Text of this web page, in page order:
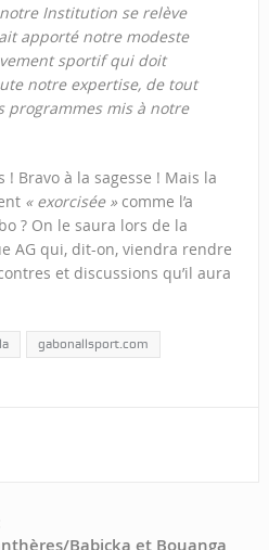
Institution se relève
apporté notre modeste
sportif qui doit
notre expertise, de tout
programmes mis à notre
! Bravo à la sagesse ! Mais la
« exorcisée »comme l’a
? On le saura lors de la
AG qui, dit-on, viendra rendre
et discussions qu’il aura
gabonallsport.com
Babicka et Bouanga